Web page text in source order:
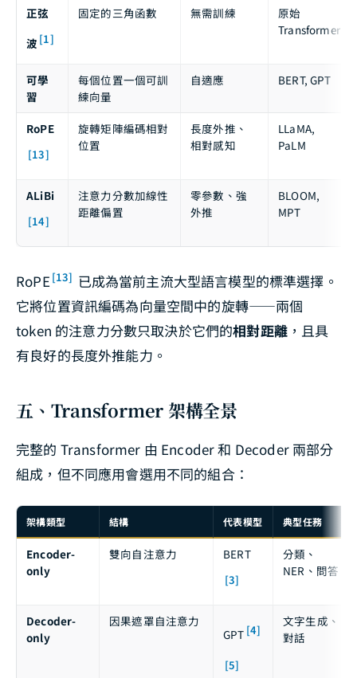
正弦
波 [1]
固定的三角函數 無需訓練
原始
Transformer
可學
習
每個位置一個可訓
練向量
自適應 BERT, GPT
RoPE
[13]
旋轉矩陣編碼相對
位置
長度外推、
相對感知
LLaMA,
PaLM
ALiBi
[14]
注意力分數加線性
距離偏置
零參數、強
外推
BLOOM,
MPT
RoPE [13] 已成為當前主流大型語言模型的標準選擇。
它將位置資訊編碼為向量空間中的旋轉——兩個
token 的注意力分數只取決於它們的相對距離，且具
有良好的長度外推能力。
五、Transformer 架構全景
完整的 Transformer 由 Encoder 和 Decoder 兩部分
組成，但不同應用會選用不同的組合：
架構類型 結構 代表模型 典型任務
Encoder-
only
雙向自注意力 BERT
[3]
分類、
NER、問答
Decoder-
only
因果遮罩自注意力
GPT [4]
[5]
文字生成、
對話